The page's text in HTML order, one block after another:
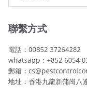
聯繫方式
電話：00852 37264282
whatsapp：+852 6054
郵箱：
地址：香港九龍新蒲崗八